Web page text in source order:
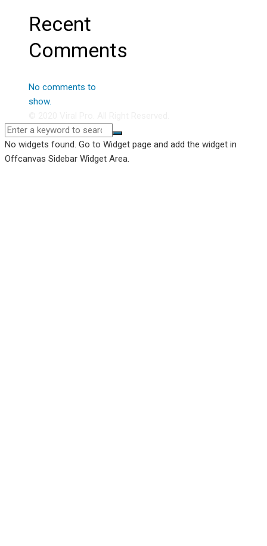
Recent
Comments
No comments to
show.
No widgets found. Go to Widget page and add the widget in
Offcanvas Sidebar Widget Area.